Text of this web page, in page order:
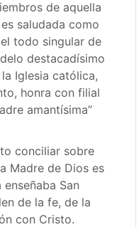
de aquella
saludada como
todo singular de
destacadísimo
Iglesia católica,
honra con filial
amantísima”
conciliar sobre
Madre de Dios es
San
de la fe, de la
con Cristo.